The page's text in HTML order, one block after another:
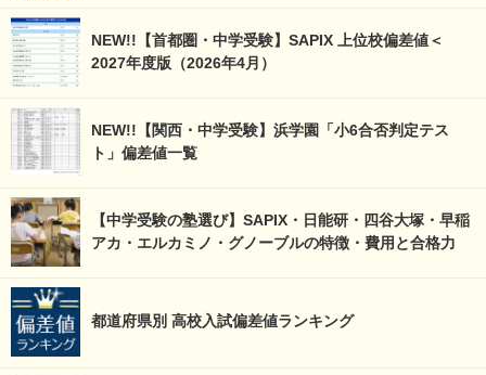
NEW!!【首都圏・中学受験】SAPIX 上位校偏差値＜
2027年度版（2026年4月）
NEW!!【関西・中学受験】浜学園「小6合否判定テス
ト」偏差値一覧
【中学受験の塾選び】SAPIX・日能研・四谷大塚・早稲
アカ・エルカミノ・グノーブルの特徴・費用と合格力
都道府県別 高校入試偏差値ランキング